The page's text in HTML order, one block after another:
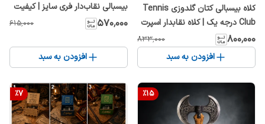
کلاه بیسبالی کتان گلدوزی Tennis
Club درجه یک | کلاه نقابدار اسپرت
قابل تنظیم
۸۰۰٬۰۰۰ ۸۳۳٬۰۰۰
افزودن به سبد
بیسبالی نقاب‌دار فری سایز | کیفیت
عالی
۵۷۰٬۰۰۰ ۶۱۵٬۰۰۰
افزودن به سبد
%15
%7